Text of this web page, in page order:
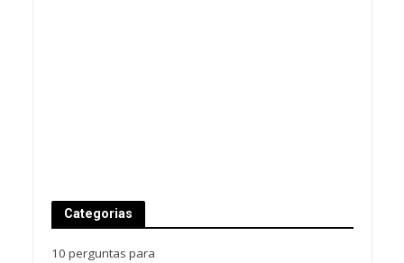
Categorias
10 perguntas para